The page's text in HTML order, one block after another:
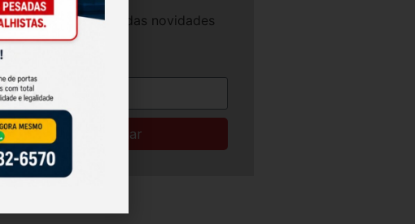
Fique por dentro das novidades
da região.
Enviar